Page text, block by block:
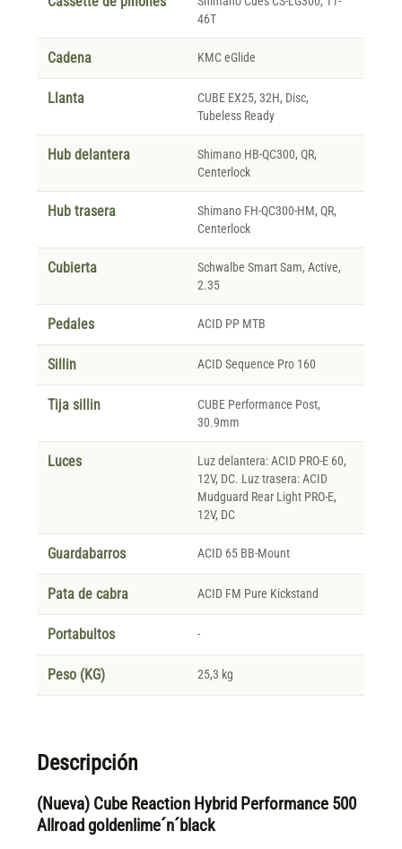
46T
Cadena KMC eGlide
Llanta
CUBE EX25, 32H, Disc,
Tubeless Ready
Hub delantera
Shimano HB-QC300, QR,
Centerlock
Hub trasera
Shimano FH-QC300-HM, QR,
Centerlock
Cubierta
Schwalbe Smart Sam, Active,
2.35
Pedales ACID PP MTB
Sillin ACID Sequence Pro 160
Tija sillin
CUBE Performance Post,
30.9mm
Luces
Luz delantera: ACID PRO-E 60,
12V, DC. Luz trasera: ACID
Mudguard Rear Light PRO-E,
12V, DC
Guardabarros ACID 65 BB-Mount
Pata de cabra ACID FM Pure Kickstand
Portabultos -
Peso (KG) 25,3 kg
Descripción
(Nueva) Cube Reaction Hybrid Performance 500
Allroad goldenlime´n´black